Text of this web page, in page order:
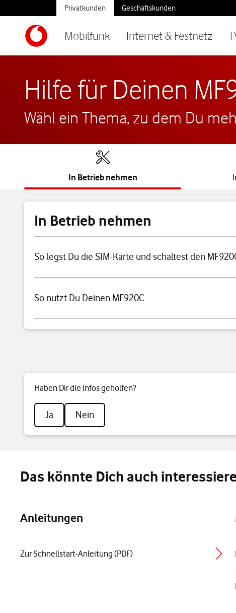
Mobilfunk Internet & Festnetz
Privatkunden Geschäftskunden
Hilfe für Deinen
Wähl ein Thema, zu dem Du
In Betrieb nehmen
In Betrieb nehmen
So legst Du die SIM-Karte und schaltest den
So nutzt Du Deinen MF920C
Haben Dir die Infos geholfen?
Ja Nein
Das könnte Dich auch
Anleitungen
Zur Schnellstart-Anleitung (PDF)